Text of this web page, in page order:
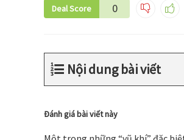
Deal Score 0
Nội dung bài viết
Đánh giá bài viết này